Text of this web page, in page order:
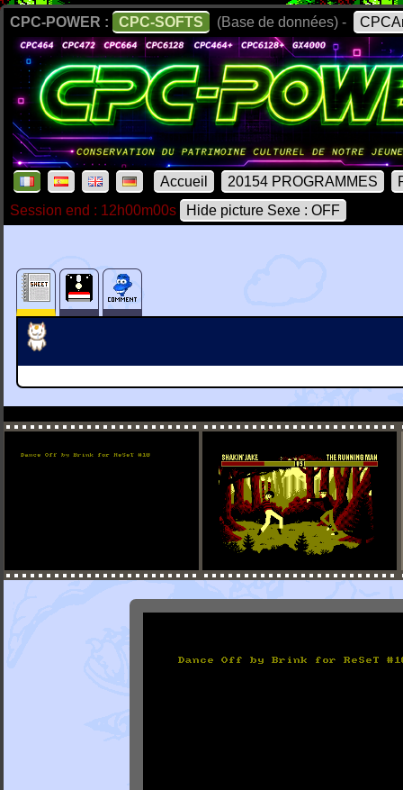
CPC-POWER : CPC-SOFTS (Base de données) -
Accueil 20154 PROGRAMMES
Session end : 12h00m00s
Hide picture Sexe : OFF